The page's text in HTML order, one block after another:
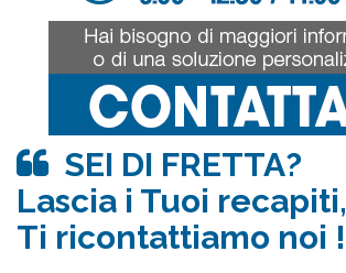
SEI DI FRETTA?
Lascia i Tuoi recapiti,
Ti ricontattiamo noi !